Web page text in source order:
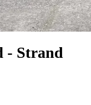
- Strand